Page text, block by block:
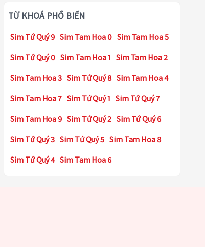
TỪ KHOÁ PHỔ BIẾN
Sim Tứ Quý 9 Sim Tam Hoa 0 Sim Tam Hoa 5
Sim Tứ Quý 0 Sim Tam Hoa 1 Sim Tam Hoa 2
Sim Tam Hoa 3 Sim Tứ Quý 8 Sim Tam Hoa 4
Sim Tam Hoa 7 Sim Tứ Quý 1 Sim Tứ Quý 7
Sim Tam Hoa 9 Sim Tứ Quý 2 Sim Tứ Quý 6
Sim Tứ Quý 3 Sim Tứ Quý 5 Sim Tam Hoa 8
Sim Tứ Quý 4 Sim Tam Hoa 6